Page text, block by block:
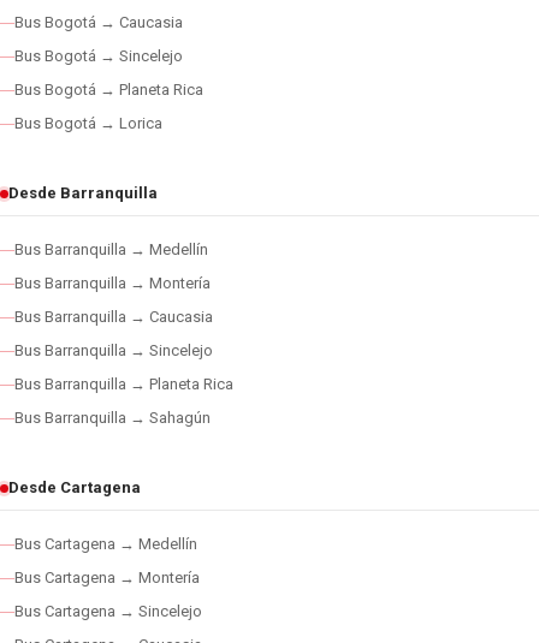
Bus Bogotá → Caucasia
Bus Bogotá → Sincelejo
Bus Bogotá → Planeta Rica
Bus Bogotá → Lorica
Desde Barranquilla
Bus Barranquilla → Medellín
Bus Barranquilla → Montería
Bus Barranquilla → Caucasia
Bus Barranquilla → Sincelejo
Bus Barranquilla → Planeta Rica
Bus Barranquilla → Sahagún
Desde Cartagena
Bus Cartagena → Medellín
Bus Cartagena → Montería
Bus Cartagena → Sincelejo